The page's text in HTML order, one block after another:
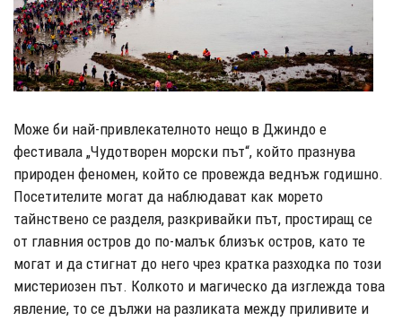
Може би най-привлекателното нещо в Джиндо е
фестивала „Чудотворен морски път“, който празнува
природен феномен, който се провежда веднъж годишно.
Посетителите могат да наблюдават как морето
тайнствено се разделя, разкривайки път, простиращ се
от главния остров до по-малък близък остров, като те
могат и да стигнат до него чрез кратка разходка по този
мистериозен път. Колкото и магическо да изглежда това
явление, то се дължи на разликата между приливите и